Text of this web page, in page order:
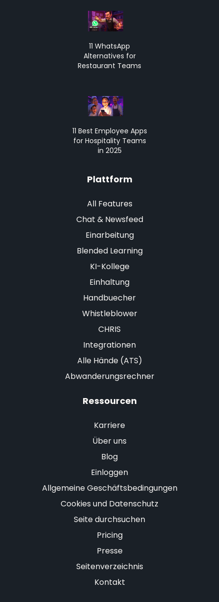
11 WhatsApp
Alternatives for
Restaurant Teams
11 Best Employee Apps
for Hospitality Teams
in 2025
Plattform
All Features
Chat & Newsfeed
Einarbeitung
Blended Learning
KI-Kollege
Einhaltung
Handbuecher
Whistleblower
CHRIS
Integrationen
Alle Hände (ATS)
Abwanderungsrechner
Ressourcen
Karriere
Über uns
Blog
Einloggen
Allgemeine Geschäftsbedingungen
Cookies und Datenschutz
Seite durchsuchen
Pricing
Presse
Seitenverzeichnis
Kontakt